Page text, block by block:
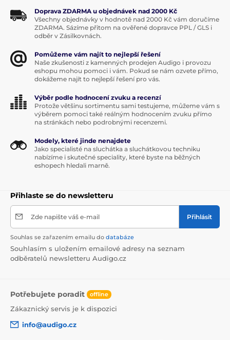
Doprava ZDARMA u objednávek nad 2000 Kč
Všechny objednávky v hodnotě nad 2000 Kč vám doručíme
ZDARMA. Sázíme přitom na ověřené dopravce PPL / GLS i
odběr v Zásilkovnách.
Pomůžeme vám najít to nejlepší řešení
Naše zkušenosti z kamenných prodejen Audigo i provozu
eshopu mohou pomoci i vám. Pokud se nám ozvete přímo,
dokážeme najít to nejlepší řešení pro vás.
Výběr podle hodnocení zvuku a recenzí
Protože většinu sortimentu sami testujeme, můžeme vám s
výběrem pomoci také reálným hodnocením zvuku přímo
na stránkách nebo podrobnými recenzemi.
Modely, které jinde nenajdete
Jako specialisté na sluchátka a sluchátkovou techniku
nabízíme i skutečné speciality, které byste na běžných
eshopech hledali marně.
Přihlaste se do newsletteru
Zde napište váš e-mail Přihlásit
Souhlas se zařazením emailu do databáze
Souhlasím s uložením emailové adresy na seznam
odběratelů newsletteru Audigo.cz
Potřebujete poradit offline
Zákaznický servis je k dispozici
info@audigo.cz